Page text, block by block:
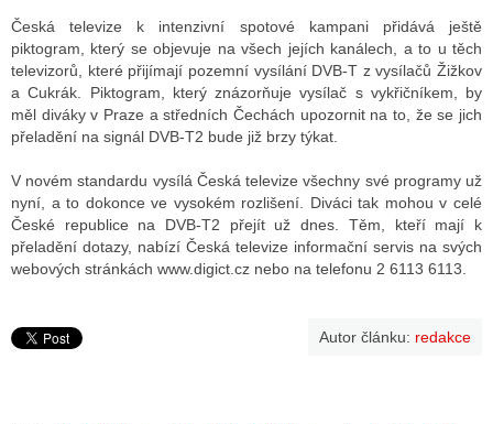
INTERNET
RÁDIA
STRÁNKY TV
Česká televize k intenzivní spotové kampani přidává ještě
piktogram, který se objevuje na všech jejích kanálech, a to u těch
televizorů, které přijímají pozemní vysílání DVB-T z vysílačů Žižkov
a Cukrák. Piktogram, který znázorňuje vysílač s vykřičníkem, by
měl diváky v Praze a středních Čechách upozornit na to, že se jich
přeladění na signál DVB-T2 bude již brzy týkat.
V novém standardu vysílá Česká televize všechny své programy už
nyní, a to dokonce ve vysokém rozlišení. Diváci tak mohou v celé
České republice na DVB-T2 přejít už dnes. Těm, kteří mají k
přeladění dotazy, nabízí Česká televize informační servis na svých
webových stránkách www.digict.cz nebo na telefonu 2 6113 6113.
Autor článku: redakce